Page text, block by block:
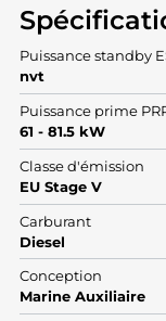
Puissance standby
nvt
Puissance prime
61 - 81.5 kW
Classe d'émission
EU Stage V
Carburant
Diesel
Conception
Marine Auxiliaire